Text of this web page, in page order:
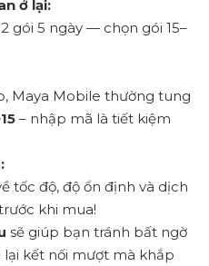
ở lại:
gói 5 ngày — chọn gói 15–
Maya Mobile thường tung
– nhập mã là tiết kiệm
tốc độ, độ ổn định và dịch
khi mua!
sẽ giúp bạn tránh bất ngờ
kết nối mượt mà khắp